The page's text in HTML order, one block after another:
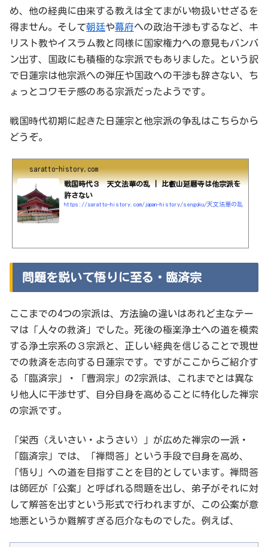
め、他の経典に由来する教えは全てまがい物扱いせざるを
得ません。そして朝廷や幕府への政治干渉もするなど、キ
リスト教やイスラム教と同様に国家権力への意見もバンバ
ン出す、国政にも積極的な宗派でもありました。という訳
で日蓮宗は他宗派への弾圧や国政への干渉も辞さない、ち
ょっとコワモテ感のある宗派だったようです。
戦国時代初期に起きた日蓮宗と他宗派の争乱はこちらから
どうぞ。
saratto-history.com
戦国時代３ 天文法華の乱 | 比叡山延暦寺は他宗派を
許さない
https://saratto-history.com/japan-history/sengoku/天文法華の乱
問題を説いて悟りに至る・臨済宗
ここまでの4つの宗派は、方法論の違いはあれど主なテー
マは「人々の救済」でした。死後の極楽浄土への道を模索
する浄土宗系の３宗派と、正しい経典を信じることで現世
での救済を志向する日蓮宗です。ですがここからご紹介す
る「臨済宗」・「曹洞宗」の2宗派は、これまでとは異な
り他人に干渉せず、自分自身を高めることに特化した禅宗
の宗派です。
「栄西（えいさい・ようさい）」が広めた禅宗の一派・
「臨済宗」では、「禅問答」という手段で自身を高め、
「悟り」への道を目指すことを目的としています。禅問答
は師匠が「公案」と呼ばれる問題を出し、弟子がそれに対
して解答を出すという形式で行われますが、この公案が意
地悪というか難解すぎる厄介なものでした。例えば、